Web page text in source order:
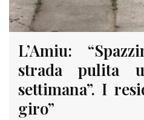
L’Amiu:
strada pulita
settimana”. I
giro”